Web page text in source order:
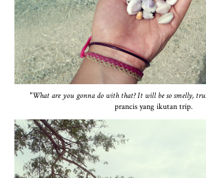
"What are you gonna do with that? It will be so smelly,
prancis yang ikutan trip.